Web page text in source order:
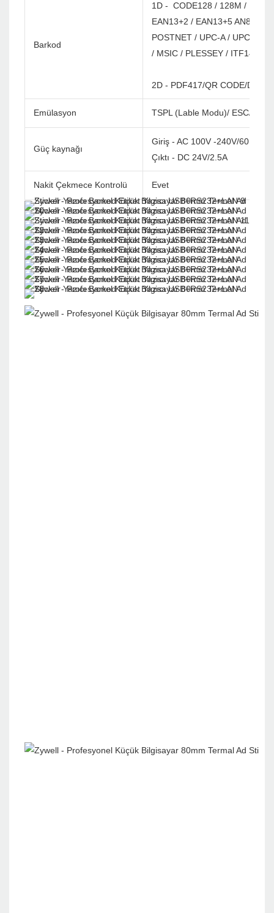
Barkod
1D - CODE128 / 128M /
EAN13+2 / EAN13+5 AN8 /
POSTNET / UPC-A / UPCA+2
/ MSIC / PLESSEY / ITF14 /
2D - PDF417/QR CODE/DATA
Emülasyon TSPL (Lable Modu)/ ESC/
Güç kaynağı
Giriş - AC 100V -240V/60Hz
Çıktı - DC 24V/2.5A
Nakit Çekmece Kontrolü Evet